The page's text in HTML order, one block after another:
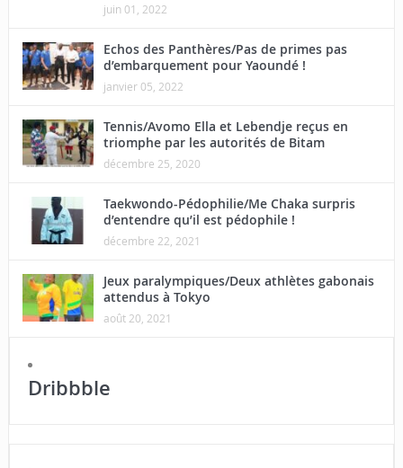
juin 01, 2022
Echos des Panthères/Pas de primes pas
d’embarquement pour Yaoundé !
janvier 05, 2022
Tennis/Avomo Ella et Lebendje reçus en
triomphe par les autorités de Bitam
décembre 25, 2020
Taekwondo-Pédophilie/Me Chaka surpris
d’entendre qu’il est pédophile !
décembre 22, 2021
Jeux paralympiques/Deux athlètes gabonais
attendus à Tokyo
août 20, 2021
Dribbble